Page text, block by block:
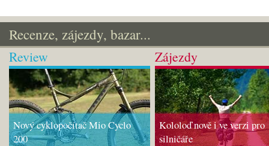
Recenze, zájezdy, bazar...
Review
Nový cyklopočítač Mio Cyclo
200
Zájezdy
Kololoď nově i ve verzi pro
silničáře